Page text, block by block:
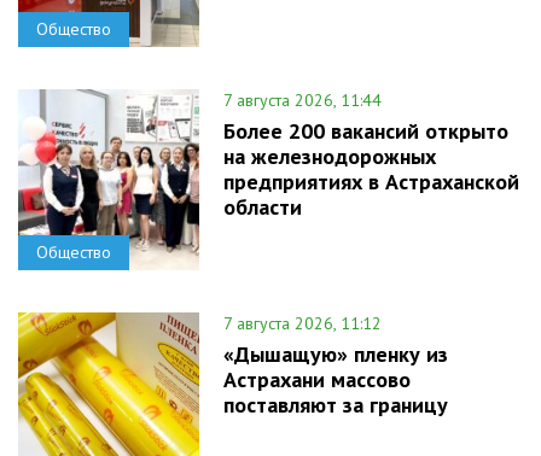
Общество
Общество
7 августа 2026, 11:44
Более 200 вакансий открыто
на железнодорожных
предприятиях в Астраханской
области
7 августа 2026, 11:12
«Дышащую» пленку из
Астрахани массово
поставляют за границу